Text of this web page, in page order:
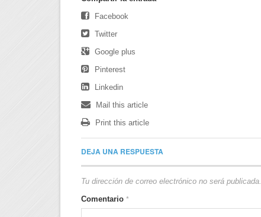
Facebook
Twitter
Google plus
Pinterest
Linkedin
Mail this article
Print this article
DEJA UNA RESPUESTA
Tu dirección de correo electrónico no será publicada.
Comentario *